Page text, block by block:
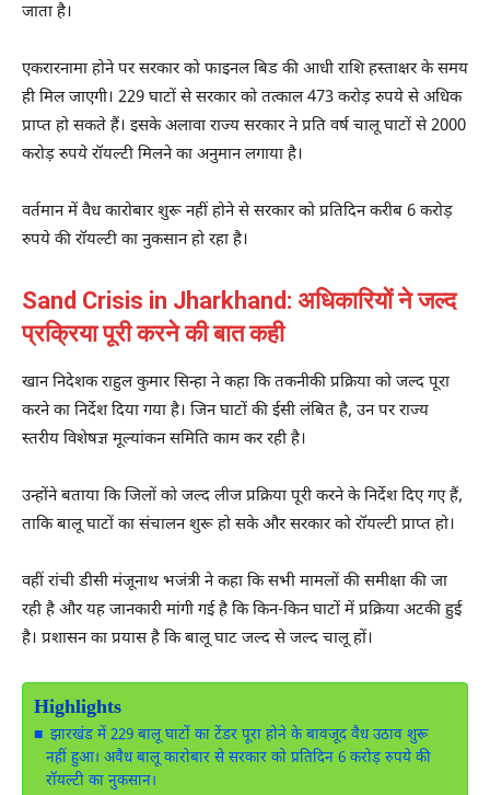
जाता है।
एकरारनामा होने पर सरकार को फाइनल बिड की आधी राशि हस्ताक्षर के समय
ही मिल जाएगी। 229 घाटों से सरकार को तत्काल 473 करोड़ रुपये से अधिक
प्राप्त हो सकते हैं। इसके अलावा राज्य सरकार ने प्रति वर्ष चालू घाटों से 2000
करोड़ रुपये रॉयल्टी मिलने का अनुमान लगाया है।
वर्तमान में वैध कारोबार शुरू नहीं होने से सरकार को प्रतिदिन करीब 6 करोड़
रुपये की रॉयल्टी का नुकसान हो रहा है।
Sand Crisis in Jharkhand: अधिकारियों ने जल्द
प्रक्रिया पूरी करने की बात कही
खान निदेशकराहुल कुमार सिन्हा ने कहा कि तकनीकी प्रक्रिया को जल्द पूरा
करने का निर्देश दिया गया है। जिन घाटों की ईसी लंबित है, उन पर राज्य
स्तरीय विशेषज्ञ मूल्यांकन समिति काम कर रही है।
उन्होंने बताया कि जिलों को जल्द लीज प्रक्रिया पूरी करने के निर्देश दिए गए हैं,
ताकि बालू घाटों का संचालन शुरू हो सके और सरकार को रॉयल्टी प्राप्त हो।
वहीं रांची डीसी मंजूनाथ भजंत्री ने कहा कि सभी मामलों की समीक्षा की जा
रही है और यह जानकारी मांगी गई है कि किन-किन घाटों में प्रक्रिया अटकी हुई
है। प्रशासन का प्रयास है कि बालू घाट जल्द से जल्द चालू हों।
Highlights
झारखंड में 229 बालू घाटों का टेंडर पूरा होने के बावजूद वैध उठाव शुरू
नहीं हुआ। अवैध बालू कारोबार से सरकार को प्रतिदिन 6 करोड़ रुपये की
रॉयल्टी का नुकसान।